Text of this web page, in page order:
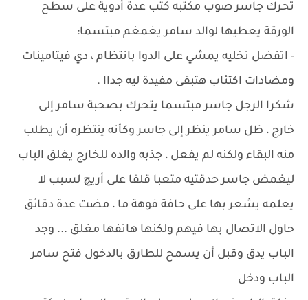
تحرك جاسر صوب مكتبه كتب عدة أدوية على سطح
الورقة يعطيها لوالد سامر يغمغم مبتسما:
- اتفضل تخليه يمشي على الدوا بانتظام ، دي فيتامينات
ومضادات اكتئاب هتبقى مفيدة ليه جداا .
شكرا الرجل جاسر مبتسما يتحرك بصحبة سامر إلى
خارج ، ظل سامر ينظر إلى جاسر وكأنه ينتظره أن يطلب
منه البقاء ولكنه لم يفعل ، جذبه والده للخارج يغلق الباب
ليغمض جاسر حدقتيه متعبا قلقا على أريچ لسبب لا
يعلمه يشعر بها على حافة فوهة ما ، مضت عدة دقائق
حاول الاتصال بها فيهم ولكنها هاتفها مغلق ... وجد
الباب يدق وقبل أن يسمح للطارق بالدخول فتح سامر
الباب ودخل